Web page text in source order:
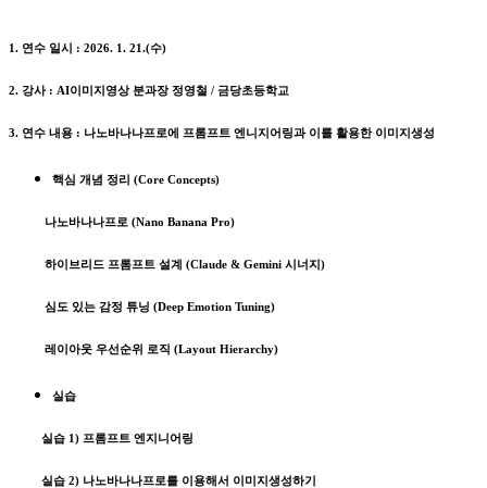
1. 연수 일시 : 2026. 1. 21.(수)
2. 강사 : AI이미지영상 분과장 정영철 / 금당초등학교
3. 연수 내용 : 나노바나나프로에 프롬프트 엔니지어링과 이를 활용한 이미지생성
핵심 개념 정리 (Core Concepts)
나노바나나프로 (Nano Banana Pro)
하이브리드 프롬프트 설계 (Claude & Gemini 시너지)
심도 있는 감정 튜닝 (Deep Emotion Tuning)
레이아웃 우선순위 로직 (Layout Hierarchy)
실습
실습 1) 프롬프트 엔지니어링
실습 2) 나노바나나프로를 이용해서 이미지생성하기